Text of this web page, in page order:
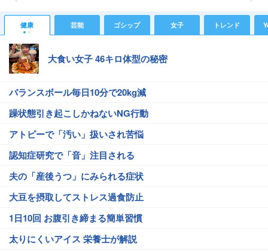
健康 芸能 ゴシップ 女子 トレンド
大食い女子 46キロ体型の秘密
バランスボール毎日10分で20kg減
躁状態引き起こしかねないNG行動
アトピーで「汚い」扱いされ苦悩
認知症研究で「音」注目される
夫の「産後うつ」にみられる症状
大豆を摂取してストレス過食防止
1日10回 お腹引き締まる簡単習慣
太りにくいアイス 栄養士が解説